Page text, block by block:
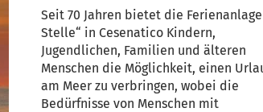
Seit 70 Jahren bietet die Ferienanlage
Stelle“ in Cesenatico Kindern,
Jugendlichen, Familien und älteren
Menschen die Möglichkeit, einen
am Meer zu verbringen, wobei die
Bedürfnisse von Menschen mit